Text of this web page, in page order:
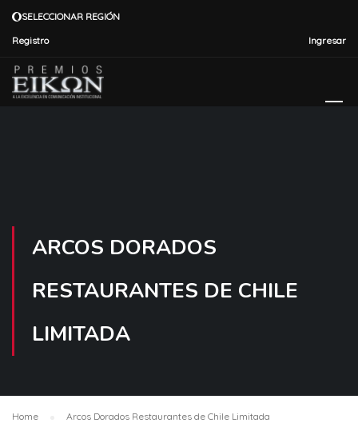
SELECCIONAR REGIÓN
Ingresar
Registro
ARCOS DORADOS
RESTAURANTES DE CHILE
LIMITADA
Home Arcos Dorados Restaurantes de Chile Limitada